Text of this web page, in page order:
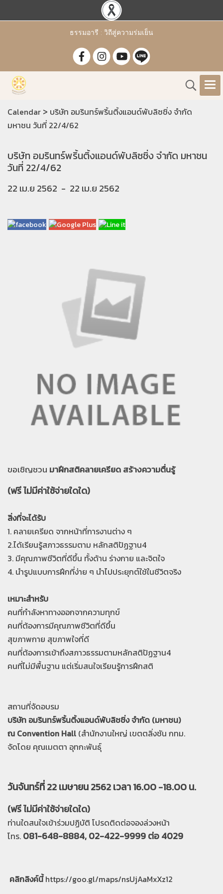
ธรรมอารี : วิถีสู่ความร่มเย็น
Calendar > บริษัท อมรินทร์พริ้นติ้งแอนด์พับลิซชิ่ง จำกัด
มหาชน วันที่ 22/4/62
บริษัท อมรินทร์พริ้นติ้งแอนด์พับลิซชิ่ง จำกัด มหาชน
วันที่ 22/4/62
22 เม.ย 2562 - 22 เม.ย 2562
ขอเชิญชวน มาฝึกสติคลายเครียด สร้างความตื่นรู้
(ฟรี ไม่มีค่าใช้จ่ายใดใด)
สิ่งที่จะได้รับ
1. คลายเครียด จากหน้าที่การงานต่าง ๆ
2.ได้เรียนรู้สภาวธรรมตาม หลักสติปัฏฐาน4
3. มีคุณภาพชีวิตที่ดีขึ้น ทั้งด้าน ร่างกาย และจิตใจ
4. นำรูปแบบการฝึกที่ง่าย ๆ นำไปประยุกต์ใช้ในชีวิตจริง
เหมาะสำหรับ
คนที่กำลังหาทางออกจากความทุกข์
คนที่ต้องการมีคุณภาพชีวิตที่ดีขึ้น
สุขภาพกาย สุขภาพใจที่ดี
คนที่ต้องการเข้าถึงสภาวธรรมตามหลักสติปัฏฐาน4
คนที่ไม่มีพื้นฐาน แต่เริ่มสนใจเรียนรู้การฝึกสติ
สถานที่จัดอบรม
บริษัท อมรินทร์พริ้นติ้งแอนด์พับลิชชิ่ง จำกัด (มหาชน)
ณ Convention Hall (สำนักงานใหญ่ เขตตลิ่งชัน กทม.
จัดโดย คุณเมตตา อุทกะพันธ์ุ
วันจันทร์ที่ 22 เมษายน 2562 เวลา 16.00 -18.00 น.
(ฟรี ไม่มีค่าใช้จ่ายใดใด)
ท่านใดสนใจเข้าร่วมปฏิบัติ โปรดติดต่อจองล่วงหน้า
โทร. 081-648-8884, 02-422-9999 ต่อ 4029
คลิกลิงค์นี้ https://goo.gl/maps/nsUjAaMxXz12